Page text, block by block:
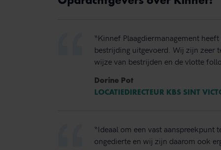
“Kinnef Plaagdiermanagement
bestrijding uitgevoerd. Wij zijn zeer
wijze van bestrijden en de vlotte
Dorine Pot
LOCATIEDIRECTEUR KBS SINT
“Ideaal om een vast aanspreekpunt
ongedierte en wij zijn daarom ook